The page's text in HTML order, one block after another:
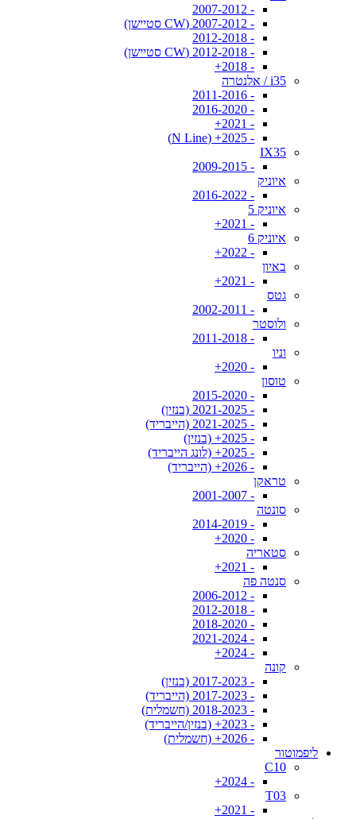
- 2007-2012
- 2007-2012 (CW סטיישן)
- 2012-2018
- 2012-2018 (CW סטיישן)
- 2018+
i35 / אלנטרה
- 2011-2016
- 2016-2020
- 2021+
- 2025+ (N Line)
IX35
- 2009-2015
איוניק
- 2016-2022
איוניק 5
- 2021+
איוניק 6
- 2022+
באיון
- 2021+
גטס
- 2002-2011
ולוסטר
- 2011-2018
וניו
- 2020+
טוסון
- 2015-2020
- 2021-2025 (בנזין)
- 2021-2025 (הייבריד)
- 2025+ (בנזין)
- 2025+ (לונג הייבריד)
- 2026+ (הייבריד)
טראקן
- 2001-2007
סונטה
- 2014-2019
- 2020+
סטאריה
- 2021+
סנטה פה
- 2006-2012
- 2012-2018
- 2018-2020
- 2021-2024
- 2024+
קונה
- 2017-2023 (בנזין)
- 2017-2023 (הייבריד)
- 2018-2023 (חשמלית)
- 2023+ (בנזין/הייבריד)
- 2026+ (חשמלית)
ליפמוטור
C10
- 2024+
T03
- 2021+